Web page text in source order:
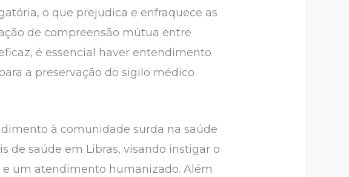
o que prejudica e enfraquece as
de compreensão mútua entre
é essencial haver entendimento
a preservação do sigilo médico
à comunidade surda na saúde
de saúde em Libras, visando instigar o
um atendimento humanizado. Além